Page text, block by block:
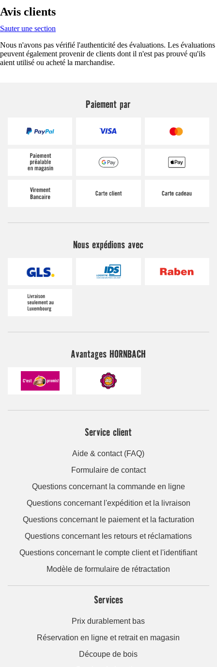
Avis clients
Sauter une section
Nous n'avons pas vérifié l'authenticité des évaluations. Les évaluations
peuvent également provenir de clients dont il n'est pas prouvé qu'ils
aient utilisé ou acheté la marchandise.
Paiement par
Nous expédions avec
Avantages HORNBACH
Service client
Aide & contact (FAQ)
Formulaire de contact
Questions concernant la commande en ligne
Questions concernant l'expédition et la livraison
Questions concernant le paiement et la facturation
Questions concernant les retours et réclamations
Questions concernant le compte client et l'identifiant
Modèle de formulaire de rétractation
Services
Prix durablement bas
Réservation en ligne et retrait en magasin
Découpe de bois